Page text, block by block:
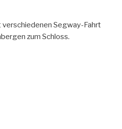
verschiedenen Segway-Fahrt
zum Schloss.